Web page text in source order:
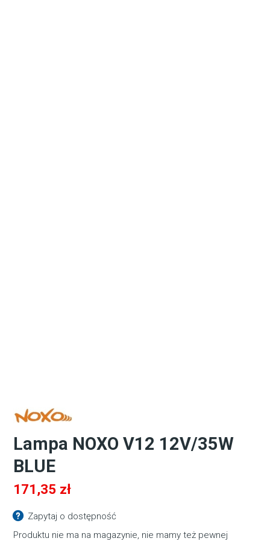
Lampa NOXO V12 12V/35W
BLUE
171,35 zł
Zapytaj o dostępność
Produktu nie ma na magazynie, nie mamy też pewnej